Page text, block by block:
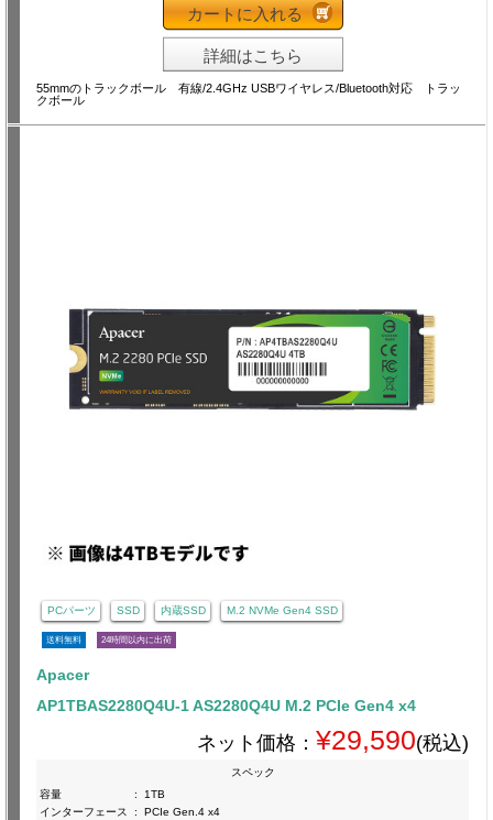
カートに入れる
詳細はこちら
55mmのトラックボール 有線/2.4GHz USBワイヤレス/Bluetooth対応 トラッ
クボール
PCパーツ SSD 内蔵SSD M.2 NVMe Gen4 SSD
送料無料 24時間以内に出荷
Apacer
AP1TBAS2280Q4U-1 AS2280Q4U M.2 PCIe Gen4 x4
ネット価格： ¥29,590(税込)
スペック
容量
:
1TB
インターフェース
:
PCIe Gen.4 x4